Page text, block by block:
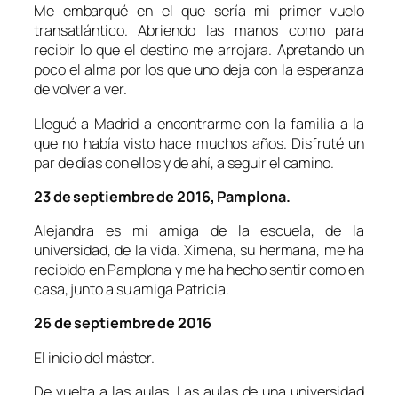
Me embarqué en el que sería mi primer vuelo
transatlántico. Abriendo las manos como para
recibir lo que el destino me arrojara. Apretando un
poco el alma por los que uno deja con la esperanza
de volver a ver.
Llegué a Madrid a encontrarme con la familia a la
que no había visto hace muchos años. Disfruté un
par de días con ellos y de ahí, a seguir el camino.
23 de septiembre de 2016, Pamplona.
Alejandra es mi amiga de la escuela, de la
universidad, de la vida. Ximena, su hermana, me ha
recibido en Pamplona y me ha hecho sentir como en
casa, junto a su amiga Patricia.
26 de septiembre de 2016
El inicio del máster.